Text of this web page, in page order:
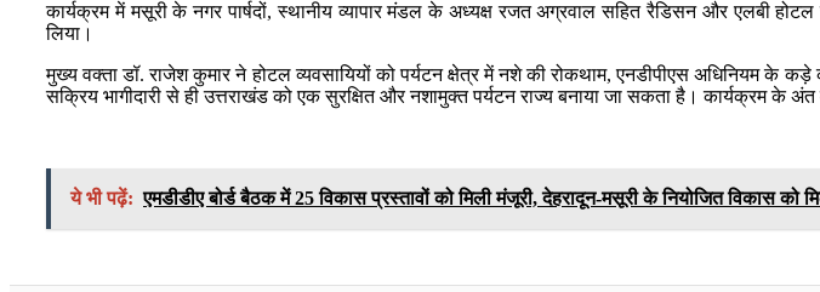
कार्यक्रम में मसूरी के नगर पार्षदों, स्थानीय व्यापार मंडल के अध्यक्ष रजत अग्रवाल सहित रैडिसन और एलबी
लिया।
मुख्य वक्ता डॉ. राजेश कुमार ने होटल व्यवसायियों को पर्यटन क्षेत्र में नशे की रोकथाम, एनडीपीएस अधिनियम के
सक्रिय भागीदारी से ही उत्तराखंड को एक सुरक्षित और नशामुक्त पर्यटन राज्य बनाया जा सकता है। कार्यक्रम
ये भी पढ़ें: एमडीडीए बोर्ड बैठक में 25 विकास प्रस्तावों को मिली मंजूरी, देहरादून-मसूरी के नियोजित विकास को